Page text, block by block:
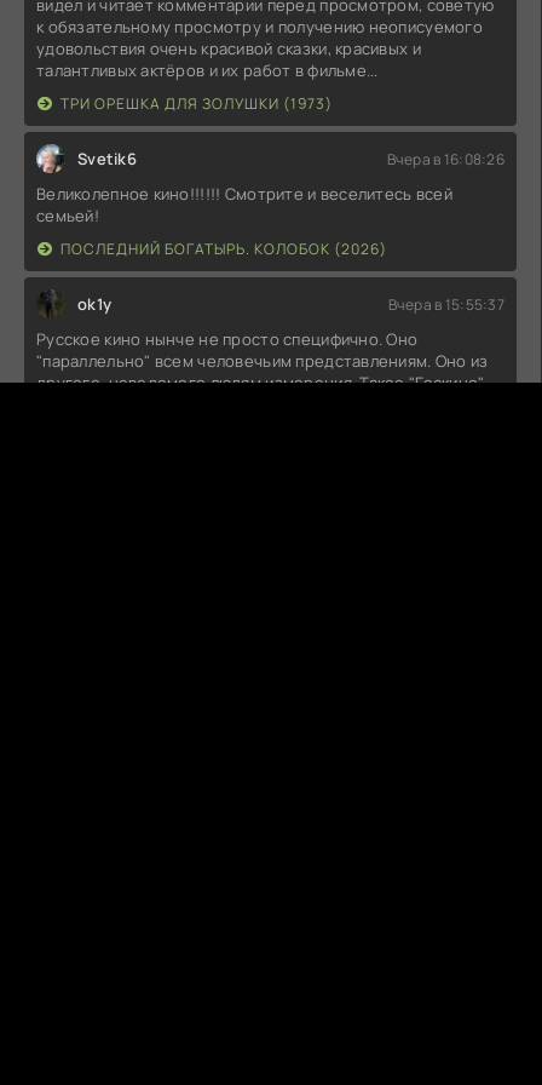
видел и читает комментарии перед просмотром, советую
к обязательному просмотру и получению неописуемого
удовольствия очень красивой сказки, красивых и
талантливых актёров и их работ в фильме...
ТРИ ОРЕШКА ДЛЯ ЗОЛУШКИ (1973)
Svetik6 Вчера в 16:08:26
Великолепное кино!!!!!! Смотрите и веселитесь всей
семьей!
ПОСЛЕДНИЙ БОГАТЫРЬ. КОЛОБОК (2026)
ok1y Вчера в 15:55:37
Русское кино нынче не просто специфично. Оно
"параллельно" всем человечьим представлениям. Оно из
другого, неведомого людям измерения. Такое "Госкино"